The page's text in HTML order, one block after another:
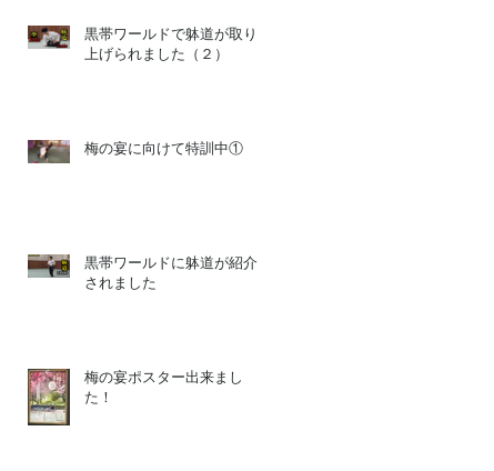
黒帯ワールドで躰道が取り
上げられました（２）
梅の宴に向けて特訓中①
黒帯ワールドに躰道が紹介
されました
梅の宴ポスター出来まし
た！